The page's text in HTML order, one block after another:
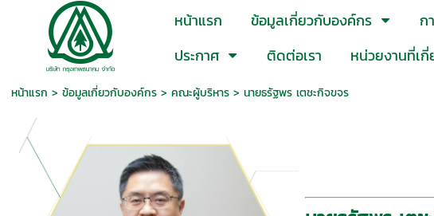
หน้าแรก ข้อมูลเกี่ยวกับองค์กร ก
ประกาศ
ติดต่อเรา หน่วยงานที่เ
หน้าแรก > ข้อมูลเกี่ยวกับองค์กร > คณะผู้บริหาร> นายธรัฐพร เตชะกิจขจร